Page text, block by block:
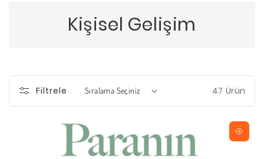
Kişisel Gelişim
Filtrele 47 Ürün